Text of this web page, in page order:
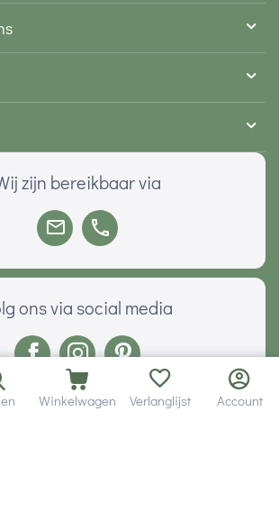
zijn bereikbaar via
ons via social media
Winkelwagen Verlanglijst Account